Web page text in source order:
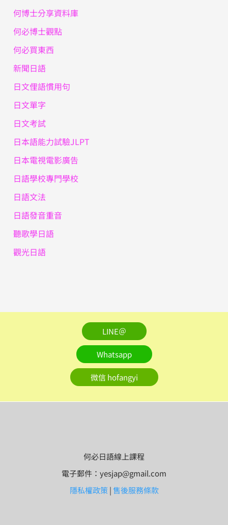
何博士分享資料庫
何必博士觀點
何必買東西
新聞日語
日文俚語慣用句
日文單字
日文考試
日本語能力試驗JLPT
日本電視電影廣告
日語學校專門學校
日語文法
日語發音重音
聽歌學日語
觀光日語
LINE＠
Whatsapp
微信 hofangyi
何必日語線上課程
電子郵件：yesjap@gmail.com
隱私權政策|售後服務條款